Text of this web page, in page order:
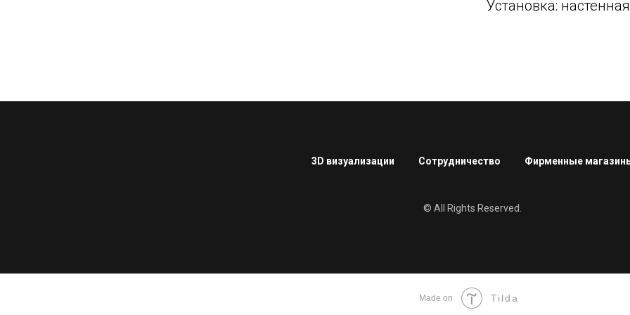
Установка: настенная
3D визуализации Сотрудничество Фирменные
© All Rights Reserved.
Made on Tilda